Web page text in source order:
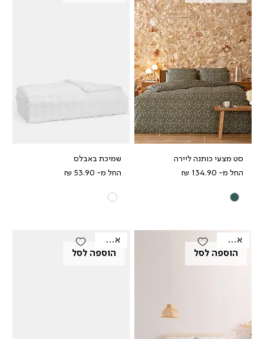
סט מצעי כותנה ליירה
החל מ-
מחיר מבצע
שמיכת באבלס
החל מ-
מחיר מבצע
הוספה לסל
אאוטלט
הוספה לסל
אאוטלט